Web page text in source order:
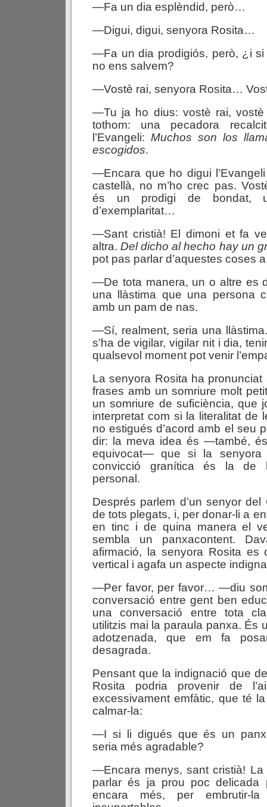
—Fa un dia esplèndid, però…
—Digui, digui, senyora Rosita…
—Fa un dia prodigiós, però, ¿i si
no ens salvem?
—Vostè rai, senyora Rosita…
—Tu ja ho dius: vostè rai,
tothom: una pecadora
l’Evangeli: Muchos son los
escogidos.
—Encara que ho digui
castellà, no m’ho crec pas.
és un prodigi de bondat,
d’exemplaritat…
—Sant cristià! El dimoni et fa
altra.Deldichoalhecho hayun
pot pas parlar d’aquestes coses
—De tota manera, un o altre es
una llàstima que una persona
amb un pam de nas.
—Sí, realment, seria una
s’ha de vigilar, vigilar nit i dia,
qualsevol moment pot venir
La senyora Rosita ha pronunciat
frases amb un somriure molt
un somriure de suficiència, que
interpretat com si la literalitat de
no estigués d’acord amb el seu
dir: la meva idea és —també,
equivocat— que si la senyora
convicció granítica és la de
personal.
Després parlem d’un senyor
de tots plegats, i, per donar-li a
en tinc i de quina manera el
sembla un panxacontent.
afirmació, la senyora Rosita es
vertical i agafa un aspecte
—Per favor, per favor… —diu
conversació entre gent ben
una conversació entre tota
utilitzis mai la paraula panxa. És
adotzenada, que em fa
desagrada.
Pensant que la indignació que
Rosita podria provenir de
excessivament emfàtic, que té
calmar-la:
—I si li digués que és un
seria més agradable?
—Encara menys, sant cristià! La
parlar és ja prou poc delicada
encara més, per embrutir-la